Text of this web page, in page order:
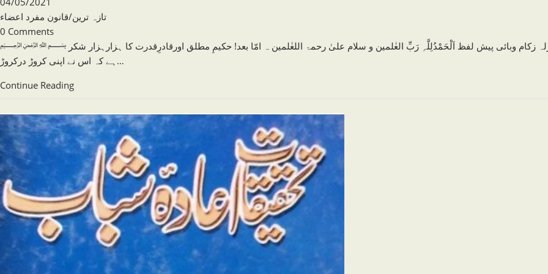
published:
Post
category:
تازہ ترین/قانون مفرد اعضاء
Post
comments:
0 Comments
﷽ نزلہ زکام وبائی پیش لفظ اَلْحَمْدُلِلَّہِ رَبِّ العٰلمین و سلام علیٰ رحمۃ اللعٰلمین ہ امّا بعد! حکیمِ مطلق اورقادرِقدرت کا ہزارہزار شکر
ہے کہ اس نے اپنی کروڑ درکروڑ…
Continue Readingنزلہ
وبائی